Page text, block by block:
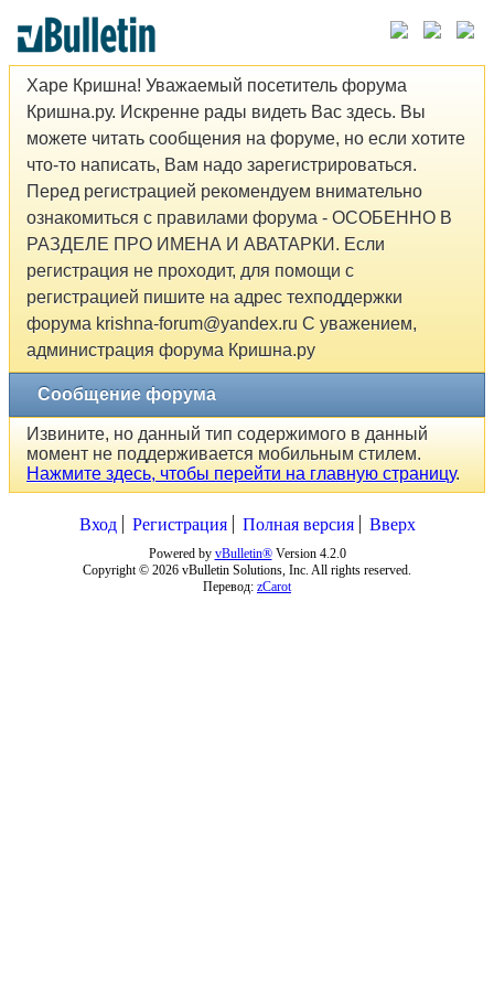
Харе Кришна! Уважаемый посетитель форума
Кришна.ру. Искренне рады видеть Вас здесь. Вы
можете читать сообщения на форуме, но если хотите
что-то написать, Вам надо зарегистрироваться.
Перед регистрацией рекомендуем внимательно
ознакомиться с правилами форума - ОСОБЕННО В
РАЗДЕЛЕ ПРО ИМЕНА И АВАТАРКИ. Если
регистрация не проходит, для помощи с
регистрацией пишите на адрес техподдержки
форума krishna-forum@yandex.ru С уважением,
администрация форума Кришна.ру
Сообщение форума
Извините, но данный тип содержимого в данный
момент не поддерживается мобильным стилем.
Нажмите здесь, чтобы перейти на главную страницу.
Вход Регистрация Полная версия Вверх
Powered by vBulletin®Version 4.2.0
Copyright © 2026 vBulletin Solutions, Inc. All rights reserved.
Перевод: zCarot